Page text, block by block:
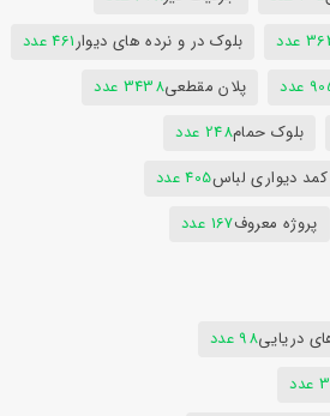
عدد بلوک در و نرده های دیوار461 عدد
عدد پلان مقطعی3438 عدد
بلوک حمام248 عدد
کمد دیواری لباس405 عدد
پروژه معروف167 عدد
دریایی98 عدد